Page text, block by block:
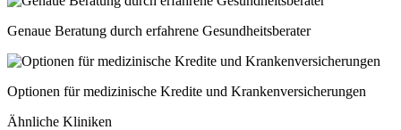
Genaue Beratung durch erfahrene Gesundheitsberater
Optionen für medizinische Kredite und Krankenversicherungen
Ähnliche Kliniken